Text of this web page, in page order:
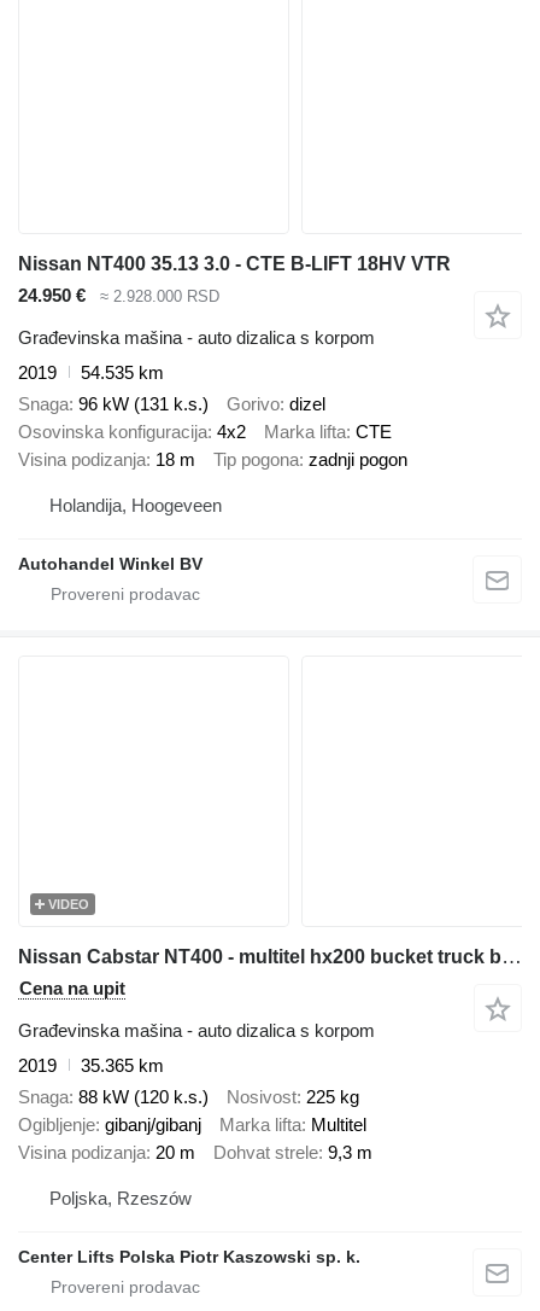
Nissan NT400 35.13 3.0 - CTE B-LIFT 18HV VTR
24.950 €
≈ 2.928.000 RSD
Građevinska mašina - auto dizalica s korpom
2019
54.535 km
Snaga 96 kW (131 k.s.) Gorivo dizel
Osovinska konfiguracija 4x2 Marka lifta CTE
Visina podizanja 18 m Tip pogona zadnji pogon
Holandija, Hoogeveen
Autohandel Winkel BV
VIDEO
Nissan Cabstar NT400 - multitel hx200 bucket truck boom lift zwyżka
Cena na upit
Građevinska mašina - auto dizalica s korpom
2019
35.365 km
Snaga 88 kW (120 k.s.) Nosivost 225 kg
Ogibljenje gibanj/gibanj Marka lifta Multitel
Visina podizanja 20 m Dohvat strele 9,3 m
Poljska, Rzeszów
Center Lifts Polska Piotr Kaszowski sp. k.